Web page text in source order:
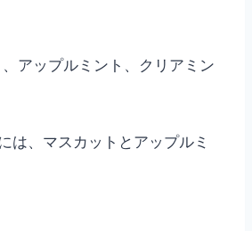
アップルミント、クリアミン
は、マスカットとアップルミ